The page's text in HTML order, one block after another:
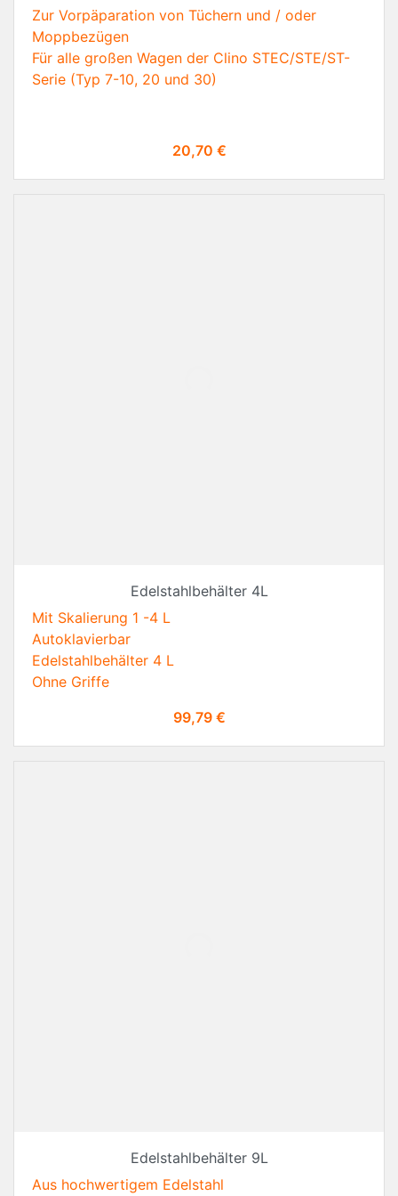
Zur Vorpäparation von Tüchern und / oder
Moppbezügen
Für alle großen Wagen der Clino STEC/STE/ST-
Serie (Typ 7-10, 20 und 30)
Preis
20,70 €
Edelstahlbehälter 4L
Mit Skalierung 1 -4 L
Autoklavierbar
Edelstahlbehälter 4 L
Ohne Griffe
Preis
99,79 €
Edelstahlbehälter 9L
Aus hochwertigem Edelstahl